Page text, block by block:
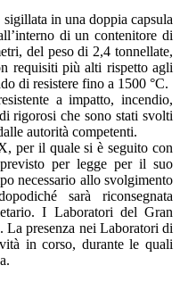
in una doppia capsula
di un contenitore di
del peso di 2,4 tonnellate,
requisiti più alti rispetto agli
di resistere fino a 1500 °C.
a impatto, incendio,
rigorosi che sono stati svolti
autorità competenti.
per il quale si è seguito con
per legge per il suo
necessario allo svolgimento
sarà riconsegnata
I Laboratori del Gran
La presenza nei Laboratori di
in corso, durante le quali